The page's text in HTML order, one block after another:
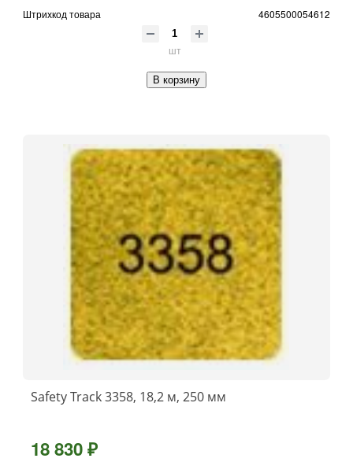
Штрихкод товара 4605500054612
шт
В корзину
Safety Track 3358, 18,2 м, 250 мм
18 830 ₽